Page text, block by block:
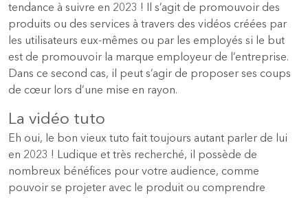
tendance à suivre en 2023 ! Il s’agit de promouvoir des
produits ou des services à travers des vidéos créées par
les utilisateurs eux-mêmes ou par les employés si le but
est de promouvoir la marque employeur de l’entreprise.
Dans ce second cas, il peut s’agir de proposer ses coups
de cœur lors d’une mise en rayon.
La vidéo tuto
Eh oui, le bon vieux tuto fait toujours autant parler de lui
en 2023 ! Ludique et très recherché, il possède de
nombreux bénéfices pour votre audience, comme
pouvoir se projeter avec le produit ou comprendre